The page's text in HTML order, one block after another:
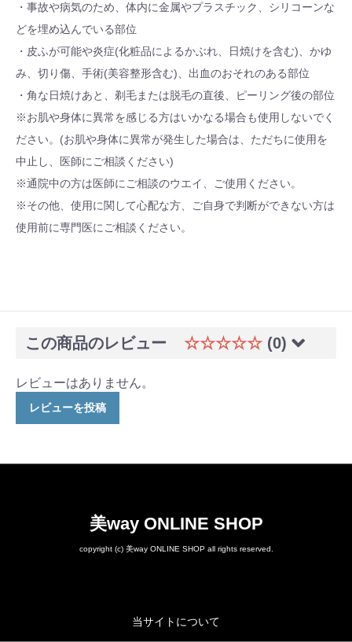
・事故や病気のため、体内に金属やプラスチック、シリコーンな
どを埋め込んでいる部位
・皮ふが可能や炎症(化粧品によるかぶれ、日焼けを含む)、かゆ
み、切り傷、手術(美容整形含む)、出血のおそれのある部位
・角な日焼けあと、剃毛または脱毛の直後、ピーリング後の部位
※お肌や身体に異常を感じる方はいかなる場合も使用しないでく
ださい。(お肌や身体に異常が発生した場合は、ただちに使用を
中止し、医師にご相談ください)
※通院中の方は医師にご相談のウエイ、ご使用ください。
※その他、使用に関して心配な方、ご自身で判断ができない方は
使用前に専門医にご相談ください。
この商品のレビュー ☆☆☆☆☆ (0)
レビューはありません。
レビューを投稿
美way ONLINE SHOP
copyright (c) 美way ONLINE SHOP all rights reserved.
当サイトについて